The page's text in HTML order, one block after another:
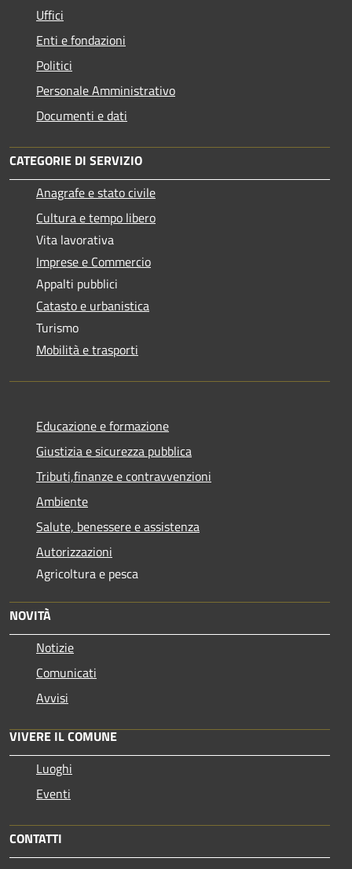
Uffici
Enti e fondazioni
Politici
Personale Amministrativo
Documenti e dati
CATEGORIE DI SERVIZIO
Anagrafe e stato civile
Cultura e tempo libero
Vita lavorativa
Imprese e Commercio
Appalti pubblici
Catasto e urbanistica
Turismo
Mobilità e trasporti
Educazione e formazione
Giustizia e sicurezza pubblica
Tributi,finanze e contravvenzioni
Ambiente
Salute, benessere e assistenza
Autorizzazioni
Agricoltura e pesca
NOVITÀ
Notizie
Comunicati
Avvisi
VIVERE IL COMUNE
Luoghi
Eventi
CONTATTI